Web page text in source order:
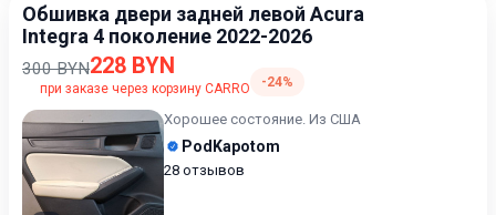
Обшивка двери задней левой Acura
Integra 4 поколение 2022-2026
300 BYN228 BYN
при заказе через корзину CARRO -24%
Хорошее состояние. Из США
PodKapotom
28 отзывов